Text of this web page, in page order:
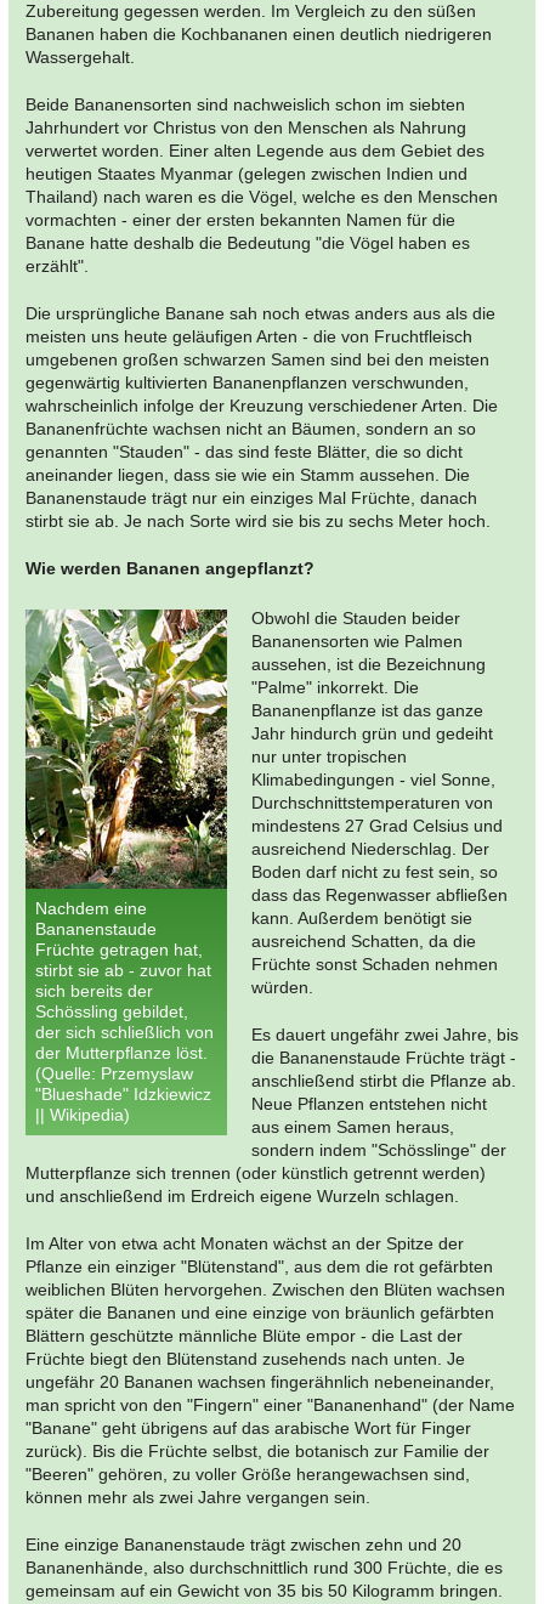
Zubereitung gegessen werden. Im Vergleich zu den süßen
Bananen haben die Kochbananen einen deutlich niedrigeren
Wassergehalt.
Beide Bananensorten sind nachweislich schon im siebten
Jahrhundert vor Christus von den Menschen als Nahrung
verwertet worden. Einer alten Legende aus dem Gebiet des
heutigen Staates Myanmar (gelegen zwischen Indien und
Thailand) nach waren es die Vögel, welche es den Menschen
vormachten - einer der ersten bekannten Namen für die
Banane hatte deshalb die Bedeutung "die Vögel haben es
erzählt".
Die ursprüngliche Banane sah noch etwas anders aus als die
meisten uns heute geläufigen Arten - die von Fruchtfleisch
umgebenen großen schwarzen Samen sind bei den meisten
gegenwärtig kultivierten Bananenpflanzen verschwunden,
wahrscheinlich infolge der Kreuzung verschiedener Arten. Die
Bananenfrüchte wachsen nicht an Bäumen, sondern an so
genannten "Stauden" - das sind feste Blätter, die so dicht
aneinander liegen, dass sie wie ein Stamm aussehen. Die
Bananenstaude trägt nur ein einziges Mal Früchte, danach
stirbt sie ab. Je nach Sorte wird sie bis zu sechs Meter hoch.
Wie werden Bananen angepflanzt?
Nachdem eine
Bananenstaude
Früchte getragen hat,
stirbt sie ab - zuvor hat
sich bereits der
Schössling gebildet,
der sich schließlich von
der Mutterpflanze löst.
(Quelle: Przemyslaw
"Blueshade" Idzkiewicz
|| Wikipedia)
Obwohl die Stauden beider
Bananensorten wie Palmen
aussehen, ist die Bezeichnung
"Palme" inkorrekt. Die
Bananenpflanze ist das ganze
Jahr hindurch grün und gedeiht
nur unter tropischen
Klimabedingungen - viel Sonne,
Durchschnittstemperaturen von
mindestens 27 Grad Celsius und
ausreichend Niederschlag. Der
Boden darf nicht zu fest sein, so
dass das Regenwasser abfließen
kann. Außerdem benötigt sie
ausreichend Schatten, da die
Früchte sonst Schaden nehmen
würden.
Es dauert ungefähr zwei Jahre, bis
die Bananenstaude Früchte trägt -
anschließend stirbt die Pflanze ab.
Neue Pflanzen entstehen nicht
aus einem Samen heraus,
sondern indem "Schösslinge" der
Mutterpflanze sich trennen (oder künstlich getrennt werden)
und anschließend im Erdreich eigene Wurzeln schlagen.
Im Alter von etwa acht Monaten wächst an der Spitze der
Pflanze ein einziger "Blütenstand", aus dem die rot gefärbten
weiblichen Blüten hervorgehen. Zwischen den Blüten wachsen
später die Bananen und eine einzige von bräunlich gefärbten
Blättern geschützte männliche Blüte empor - die Last der
Früchte biegt den Blütenstand zusehends nach unten. Je
ungefähr 20 Bananen wachsen fingerähnlich nebeneinander,
man spricht von den "Fingern" einer "Bananenhand" (der Name
"Banane" geht übrigens auf das arabische Wort für Finger
zurück). Bis die Früchte selbst, die botanisch zur Familie der
"Beeren" gehören, zu voller Größe herangewachsen sind,
können mehr als zwei Jahre vergangen sein.
Eine einzige Bananenstaude trägt zwischen zehn und 20
Bananenhände, also durchschnittlich rund 300 Früchte, die es
gemeinsam auf ein Gewicht von 35 bis 50 Kilogramm bringen.